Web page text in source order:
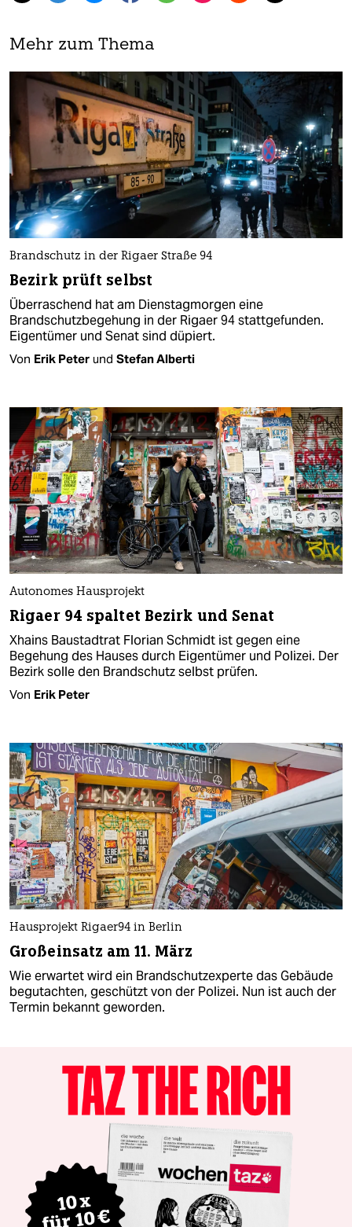
Mehr zum Thema
Brandschutz in der Rigaer Straße 94
Bezirk prüft selbst
Überraschend hat am Dienstagmorgen eine
Brandschutzbegehung in der Rigaer 94 stattgefunden.
Eigentümer und Senat sind düpiert.
Von Erik Peter und Stefan Alberti
Autonomes Hausprojekt
Rigaer 94 spaltet Bezirk und Senat
Xhains Baustadtrat Florian Schmidt ist gegen eine
Begehung des Hauses durch Eigentümer und Polizei. Der
Bezirk solle den Brandschutz selbst prüfen.
Von Erik Peter
Hausprojekt Rigaer94 in Berlin
Großeinsatz am 11. März
Wie erwartet wird ein Brandschutzexperte das Gebäude
begutachten, geschützt von der Polizei. Nun ist auch der
Termin bekannt geworden.